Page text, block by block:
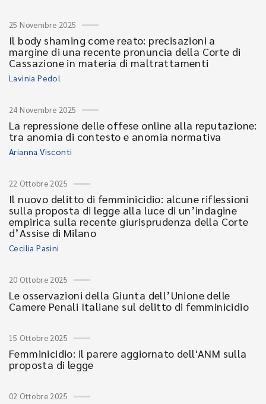
25 Novembre 2025
Il body shaming come reato: precisazioni a
margine di una recente pronuncia della Corte di
Cassazione in materia di maltrattamenti
Lavinia Pedol
24 Novembre 2025
La repressione delle offese online alla reputazione:
tra anomia di contesto e anomia normativa
Arianna Visconti
22 Ottobre 2025
Il nuovo delitto di femminicidio: alcune riflessioni
sulla proposta di legge alla luce di un’indagine
empirica sulla recente giurisprudenza della Corte
d’Assise di Milano
Cecilia Pasini
20 Ottobre 2025
Le osservazioni della Giunta dell’Unione delle
Camere Penali Italiane sul delitto di femminicidio
15 Ottobre 2025
Femminicidio: il parere aggiornato dell'ANM sulla
proposta di legge
02 Ottobre 2025